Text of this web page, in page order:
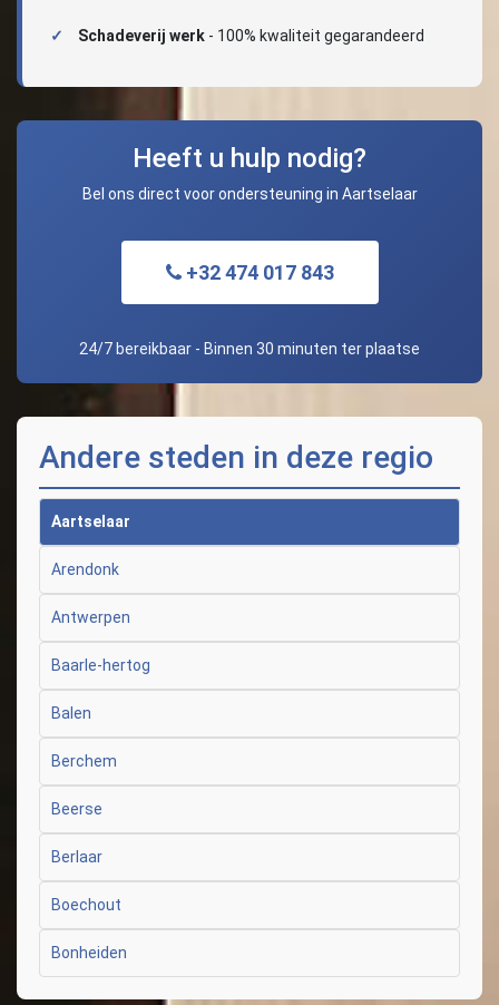
Schadeverij werk - 100% kwaliteit gegarandeerd
Heeft u hulp nodig?
Bel ons direct voor ondersteuning in Aartselaar
+32 474 017 843
24/7 bereikbaar - Binnen 30 minuten ter plaatse
Andere steden in deze regio
Aartselaar
Arendonk
Antwerpen
Baarle-hertog
Balen
Berchem
Beerse
Berlaar
Boechout
Bonheiden